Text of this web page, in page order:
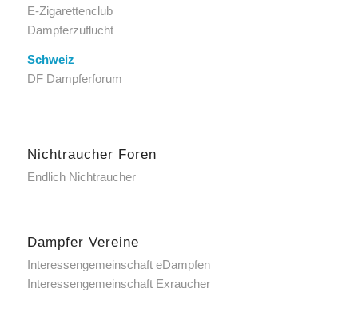
E-Zigarettenclub
Dampferzuflucht
Schweiz
DF Dampferforum
Nichtraucher Foren
Endlich Nichtraucher
Dampfer Vereine
Interessengemeinschaft eDampfen
Interessengemeinschaft Exraucher